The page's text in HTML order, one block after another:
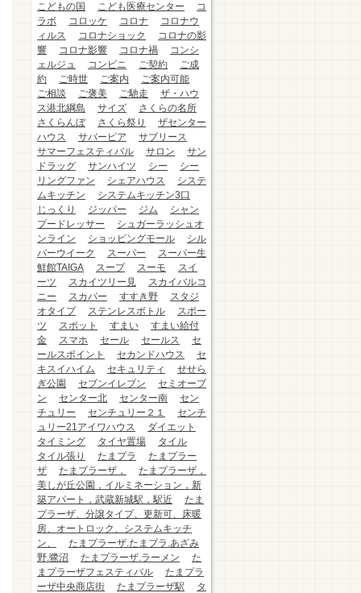
こどもの国
こども医療センター
コ
ラボ
コロッケ コロナ
コロナウ
ィルス
コロナショック
コロナの影
響
コロナ影響 コロナ禍
コンシ
ェルジュ
コンビニ ご契約
ご成
約
ご時世 ご案内
ご案内可能
ご相談
ご褒美 ご馳走
ザ・ハウ
ス港北綱島
サイズ
さくらの名所
さくらんぼ
さくら祭り
ザセンター
ハウス
サバービア
サブリース
サマーフェスティバル
サロン
サン
ドラッグ
サンハイツ シー
シー
リングファン
シェアハウス
システ
ムキッチン
システムキッチン3口
じっくり
ジッパー ジム
シャン
プードレッサー
シュガーラッシュオ
ンライン
ショッピングモール
シル
バーウイーク
スーパー
スーパー生
鮮館TAIGA
スープ スーモ
スイ
ーツ
スカイツリー見
スカイバルコ
ニー
スカパー すすき野
スタジ
オタイプ
ステンレスボトル
スポー
ツ
スポット すまい
すまい給付
金
スマホ セール セールス
セ
ールスポイント
セカンドハウス
セ
キスイハイム
セキュリティ
せせら
ぎ公園
セブンイレブン
セミオープ
ン
センター北 センター南
セン
チュリー
センチュリー２１
センチ
ュリー21アイワハウス
ダイエット
タイミング
タイヤ置場
タイル
タイル張り
たまプラ
たまプラー
ザ
たまプラーザ，
たまプラーザ，
美しが丘公園，イルミネーション，新
築アパート，武蔵新城駅，駅近
たま
プラーザ、分譲タイプ、更新可、床暖
房、オートロック、システムキッチ
ン、
たまプラーザ.たまプラ.あざみ
野.鷺沼
たまプラーザ.ラーメン
た
まプラーザフェスティバル
たまプラ
ーザ中央商店街
たまプラーザ駅
タ